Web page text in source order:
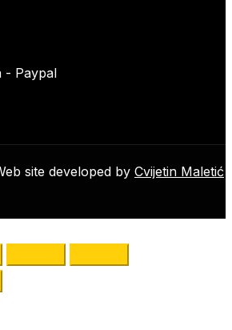
- Paypal
site developed by Cvijetin Maletić